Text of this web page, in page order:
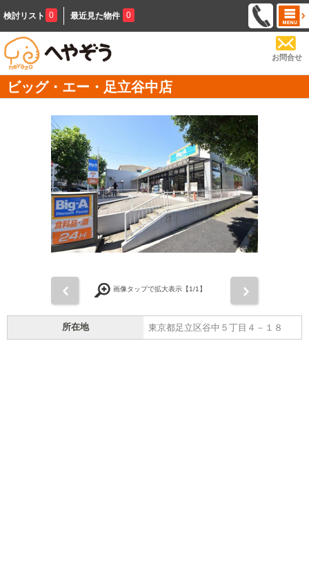
検討リスト 0 最近見た物件 0
お問合せ
ビッグ・エー・足立谷中店
画像タップで拡大表示【1/1】
所在地 東京都足立区谷中５丁目４－１８